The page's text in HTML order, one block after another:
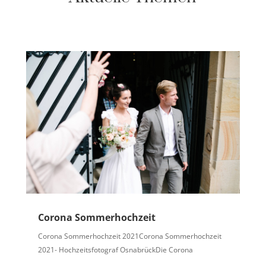
Corona Sommerhochzeit
Corona Sommerhochzeit 2021Corona Sommerhochzeit
2021- Hochzeitsfotograf OsnabrückDie Corona